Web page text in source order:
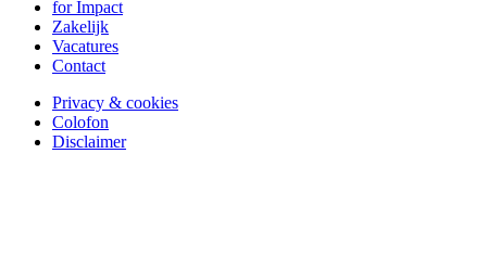
for Impact
Zakelijk
Vacatures
Contact
Privacy & cookies
Colofon
Disclaimer